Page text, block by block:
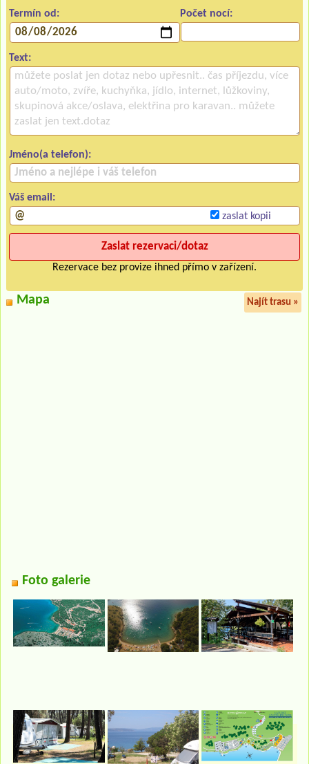
Termín od: Počet nocí:
Text:
Jméno(a telefon):
Váš email:
zaslat kopii
Rezervace bez provize ihned přímo v zařízení.
Mapa Najít trasu »
Foto galerie